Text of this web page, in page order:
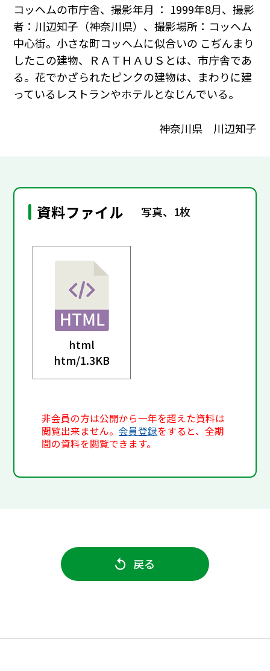
コッヘムの市庁舎、撮影年月 ： 1999年8月、撮影
者：川辺知子（神奈川県）、撮影場所：コッヘム
中心街。小さな町コッヘムに似合いの こぢんまり
したこの建物、ＲＡＴＨＡＵＳとは、市庁舎であ
る。花でかざられたピンクの建物は、まわりに建
っているレストランやホテルとなじんでいる。
神奈川県 川辺知子
資料ファイル 写真、1枚
html
htm/1.3KB
非会員の方は公開から一年を超えた資料は
閲覧出来ません。会員登録をすると、全期
間の資料を閲覧できます。
戻る